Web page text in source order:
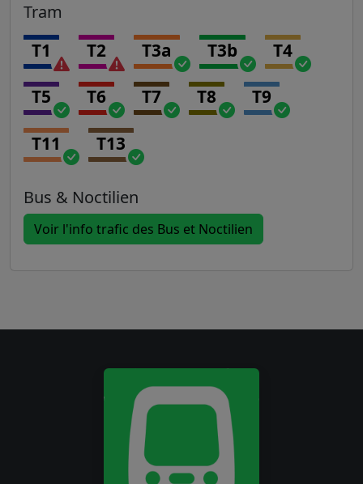
Tram
T1 T2 T3a T3b T4
T5 T6 T7 T8 T9
T11 T13
Bus & Noctilien
Voir l'info trafic des Bus et Noctilien